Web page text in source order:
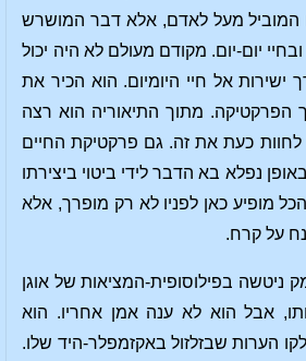
המוביל מעל לאדם, אלא דבר המושרש
יום-יום. מקודם מעולם לא היה יכול
אל חיי היומיום. הוא הכיר את
הפרקטיקה. מתוך התיאוריה הוא רצה
כעת את זה. גם פרקטיקת החיים
נפלא בא הדבר לידי ביטוי ביצירתו
מופיע כאן לפניו לא רק מופרך, אלא
על קרח.
ניטשה בפילוסופית-המציאות של אוגן
אבל הוא לא ענה אמן אחריו. הוא
הערות שבזלזול באקזמפלר-היד שלו.